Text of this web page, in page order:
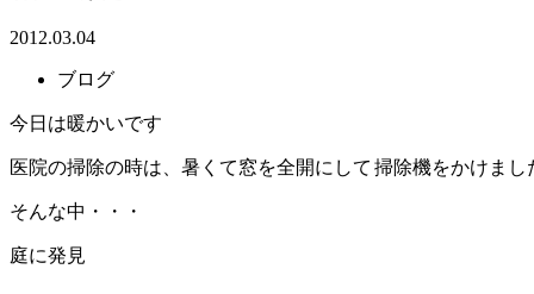
2012.03.04
ブログ
今日は暖かいです
医院の掃除の時は、暑くて窓を全開にして 掃除機をかけまし
そんな中・・・
庭に発見